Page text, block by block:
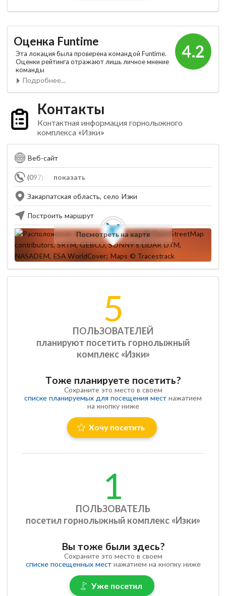
4.2
Оценка Funtime
Эта локация была проверена командой Funtime.
Оценки рейтинга отражают лишь личное мнение
команды
Подробнее...
Контакты
Контактная информация горнолыжного
комплекса «Изки»
Веб-сайт
показать
(097) 883-33-33
Закарпатская область, село Изки
Построить маршрут
Посмотреть на карте
5
ПОЛЬЗОВАТЕЛЕЙ
планируют посетить горнолыжный
комплекс «Изки»
Тоже планируете посетить?
Сохраните это место в своем
списке планируемых для посещения мест нажатием
на кнопку ниже
Хочу посетить
1
ПОЛЬЗОВАТЕЛЬ
посетил горнолыжный комплекс «Изки»
Вы тоже были здесь?
Сохраните это место в своем
списке посещенных местнажатием на кнопку ниже
Уже посетил